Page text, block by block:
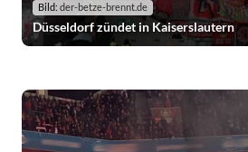
Bild: der-betze-brennt.de
Düsseldorf zündet in Kaiserslautern